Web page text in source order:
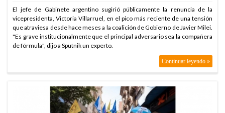
DEFENSA
ARABIA SAUDITA, TURQUÍA Y PAKISTÁN FIRMAN PACTO DE
DEFENSA
ARABIA SAUDITA, TURQUÍA Y PAKISTÁN FIRMAN PACTO DE
ARABIA SAUDITA, TURQUÍA Y PAKISTÁN FIRMAN PACTO DE
El jefe de Gabinete argentino sugirió públicamente la renuncia de la
vicepresidenta, Victoria Villarruel, en el pico más reciente de una tensión
que atraviesa desde hace meses a la coalición de Gobierno de Javier Milei.
"Es grave institucionalmente que el principal adversario sea la compañera
de fórmula", dijo a Sputnik un experto.
Continuar leyendo »